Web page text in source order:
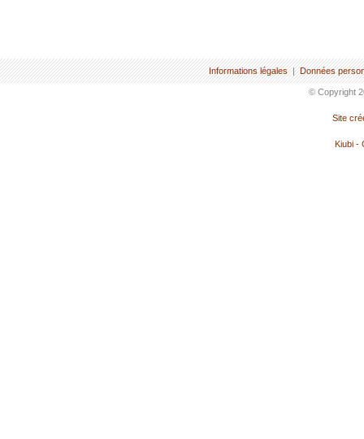
Informations légales | Données
© Copyright
Site
Kiubi -